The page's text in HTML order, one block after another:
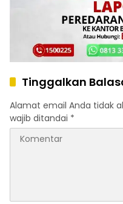
Tinggalkan
Alamat email Anda tidak
wajib ditandai *